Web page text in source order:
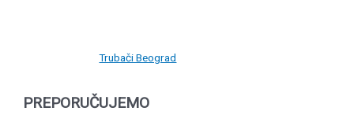
Trubači Beograd
PREPORUČUJEMO